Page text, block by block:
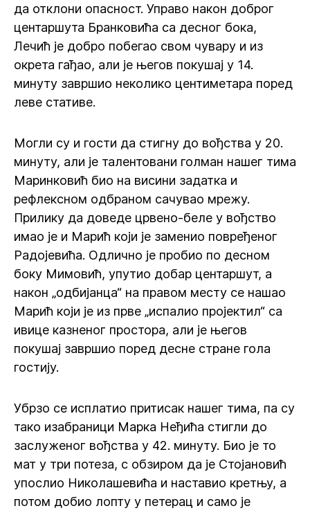
да отклони опасност. Управо након доброг
центаршута Бранковића са десног бока,
Лечић је добро побегао свом чувару и из
окрета гађао, али је његов покушај у 14.
минуту завршио неколико центиметара поред
леве стативе.
Могли су и гости да стигну до вођства у 20.
минуту, али је талентовани голман нашег тима
Маринковић био на висини задатка и
рефлексном одбраном сачувао мрежу.
Прилику да доведе црвено-беле у вођство
имао је и Марић који је заменио повређеног
Радојевића. Одлично је пробио по десном
боку Мимовић, упутио добар центаршут, а
након „одбијанца“ на правом месту се нашао
Марић који је из прве „испалио пројектил“ са
ивице казненог простора, али је његов
покушај завршио поред десне стране гола
гостију.
Убрзо се исплатио притисак нашег тима, па су
тако изабраници Марка Неђића стигли до
заслуженог вођства у 42. минуту. Био је то
мат у три потеза, с обзиром да је Стојановић
упослио Николашевића и наставио кретњу, а
потом добио лопту у петерац и само је